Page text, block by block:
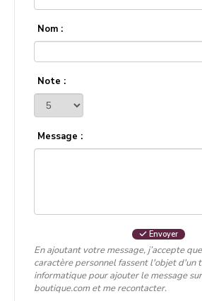
Nom :
Note :
Message :
Envoyer
En ajoutant votre message, j’accepte
caractère personnel fassent l'objet d'un
informatique pour ajouter le message
boutique.com et me recontacter.